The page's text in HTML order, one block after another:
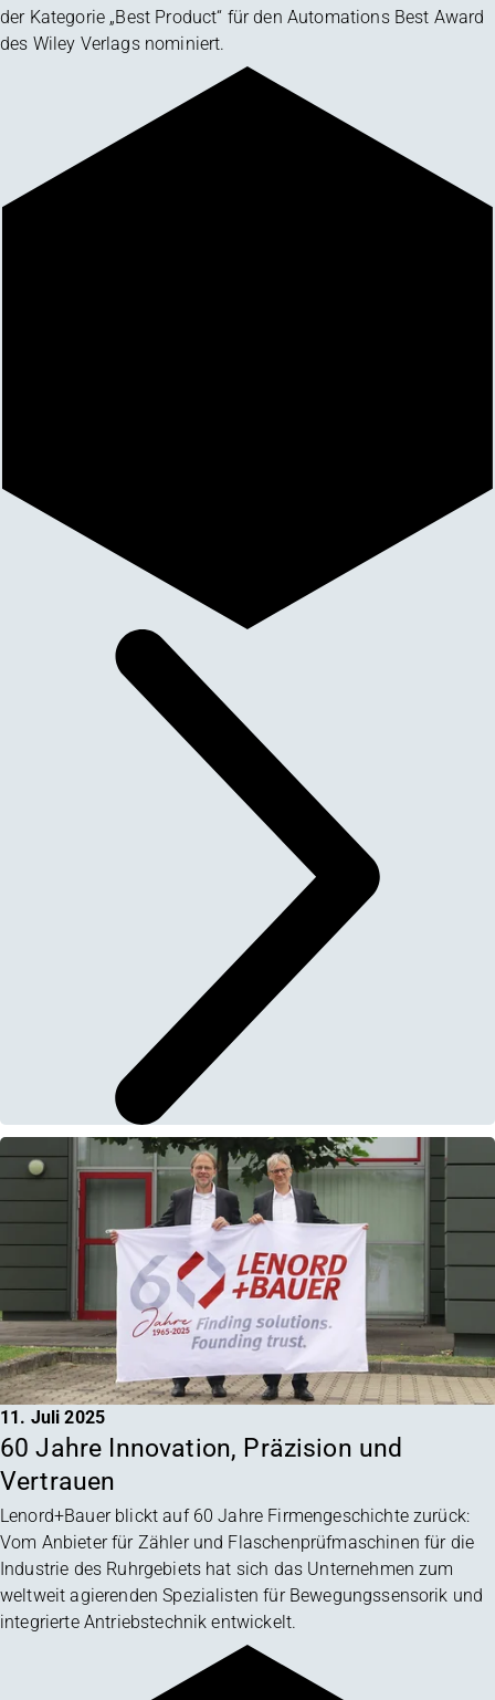
der Kategorie „Best Product“ für den Automations Best Award
des Wiley Verlags nominiert.
11. Juli 2025
60 Jahre Innovation, Präzision und
Vertrauen
Lenord+Bauer blickt auf 60 Jahre Firmengeschichte zurück:
Vom Anbieter für Zähler und Flaschenprüfmaschinen für die
Industrie des Ruhrgebiets hat sich das Unternehmen zum
weltweit agierenden Spezialisten für Bewegungssensorik und
integrierte Antriebstechnik entwickelt.